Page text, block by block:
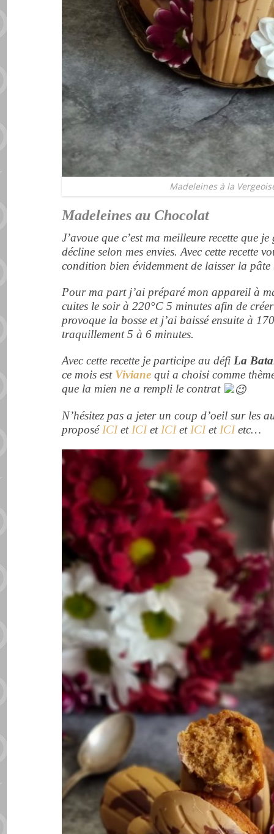
Madeleines à la
Madeleines au Chocolat
J’avoue que c’est ma meilleure recette que
décline selon mes envies. Avec cette recette
condition bien évidemment de laisser la
Pour ma part j’ai préparé mon appareil à
cuites le soir à 220°C 5 minutes afin de
provoque la bosse et j’ai baissé ensuite à
traquillement 5 à 6 minutes.
Avec cette recette je participe au défi La
ce mois est Viviane qui a choisi comme
que la mien ne a rempli le contrat
N’hésitez pas a jeter un coup d’oeil sur les
proposé ICIet ICIet ICIet ICIet ICIetc…